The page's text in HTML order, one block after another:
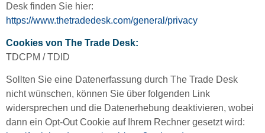
Desk finden Sie hier:
https://www.thetradedesk.com/general/privacy
Cookies von The Trade Desk:
TDCPM / TDID
Sollten Sie eine Datenerfassung durch The Trade Desk
nicht wünschen, können Sie über folgenden Link
widersprechen und die Datenerhebung deaktivieren, wobei
dann ein Opt-Out Cookie auf Ihrem Rechner gesetzt wird: